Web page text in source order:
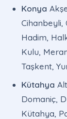
Konya
Cihanbeyli,
Hadim,
Kulu,
Taşkent,
Kütahya
Domaniç,
Kütahya,